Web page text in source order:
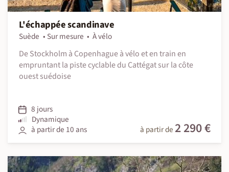
L'échappée scandinave
Suède Sur mesure
À vélo
De Stockholm à Copenhague à vélo et en train en
empruntant la piste cyclable du Cattégat sur la côte
ouest suédoise
8 jours
Dynamique
à partir de 10 ans
à partir de 2 290 €